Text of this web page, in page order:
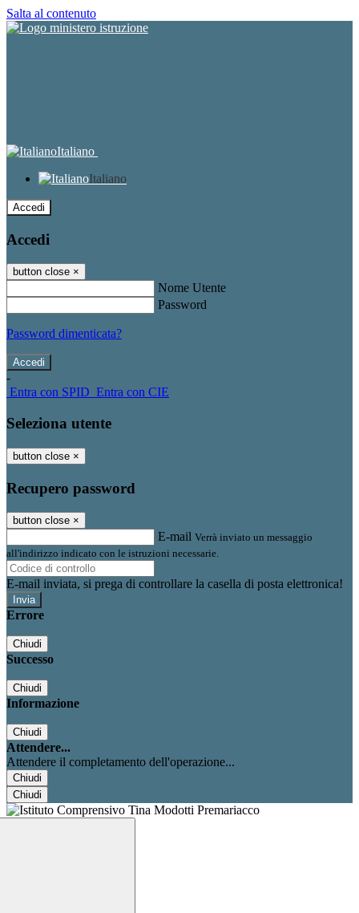
Salta al contenuto
Italiano
Italiano
Accedi
Accedi
button close ×
Nome Utente
Password
Password dimenticata?
-
Entra con SPID Entra con CIE
Seleziona utente
button close ×
Recupero password
button close ×
E-mail Verrà inviato un messaggio
all'indirizzo indicato con le istruzioni necessarie.
E-mail inviata, si prega di controllare la casella di posta elettronica!
Errore
Chiudi
Successo
Chiudi
Informazione
Chiudi
Attendere...
Attendere il completamento dell'operazione...
Chiudi
Chiudi